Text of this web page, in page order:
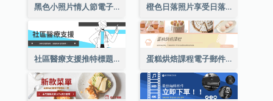
黑色小照片情人節電子郵件標題 橙色日落照片享受日落電子郵件標題
社區醫療支援推特標題 蛋糕烘焙課程電子郵件標題